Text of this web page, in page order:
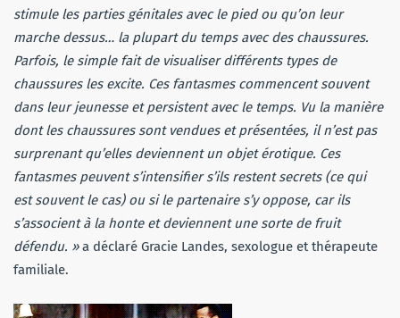
stimule les parties génitales avec le pied ou qu’on leur
marche dessus… la plupart du temps avec des chaussures.
Parfois, le simple fait de visualiser différents types de
chaussures les excite. Ces fantasmes commencent souvent
dans leur jeunesse et persistent avec le temps. Vu la manière
dont les chaussures sont vendues et présentées, il n’est pas
surprenant qu’elles deviennent un objet érotique. Ces
fantasmes peuvent s’intensifier s’ils restent secrets (ce qui
est souvent le cas) ou si le partenaire s’y oppose, car ils
s’associent à la honte et deviennent une sorte de fruit
défendu. »a déclaré Gracie Landes, sexologue et thérapeute
familiale.